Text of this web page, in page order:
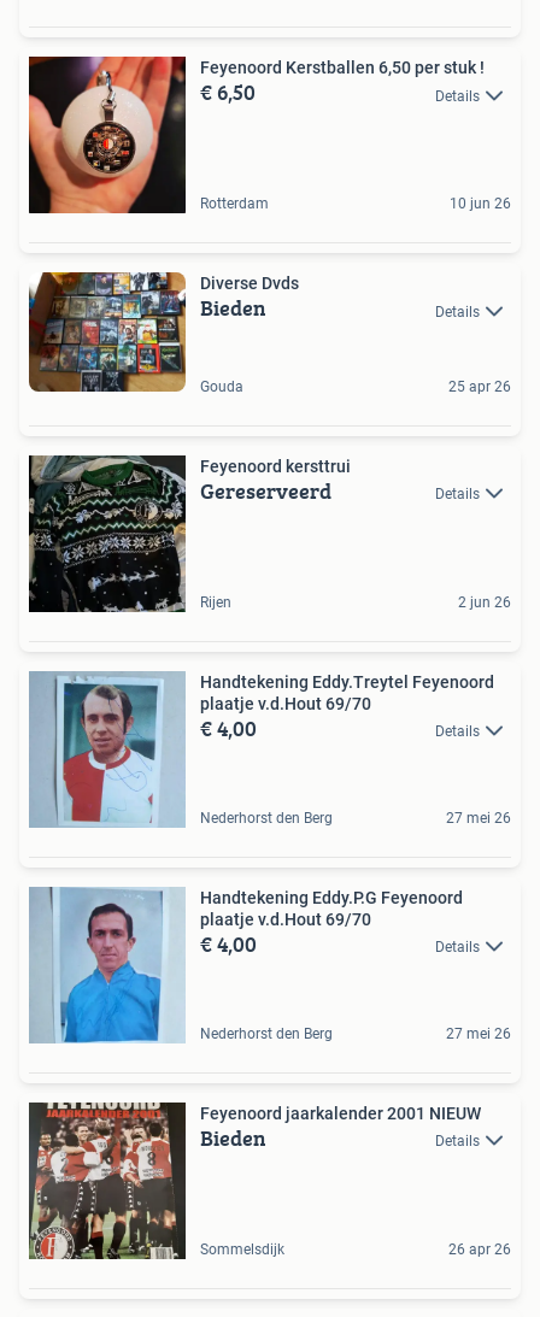
Feyenoord Kerstballen 6,50 per stuk !
€ 6,50 Details
Rotterdam 10 jun 26
Diverse Dvds
Bieden Details
Gouda 25 apr 26
Feyenoord kersttrui
Gereserveerd Details
Rijen 2 jun 26
Handtekening Eddy.Treytel Feyenoord
plaatje v.d.Hout 69/70
€ 4,00 Details
Nederhorst den Berg 27 mei 26
Handtekening Eddy.P.G Feyenoord
plaatje v.d.Hout 69/70
€ 4,00 Details
Nederhorst den Berg 27 mei 26
Feyenoord jaarkalender 2001 NIEUW
Bieden Details
Sommelsdijk 26 apr 26